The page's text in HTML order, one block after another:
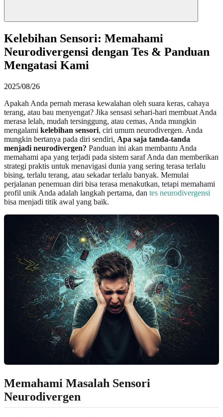
Kelebihan Sensori: Memahami
Neurodivergensi dengan Tes & Panduan
Mengatasi Kami
2025/08/26
Apakah Anda pernah merasa kewalahan oleh suara keras, cahaya
terang, atau bau menyengat? Jika sensasi sehari-hari membuat Anda
merasa lelah, mudah tersinggung, atau cemas, Anda mungkin
mengalami kelebihan sensori, ciri umum neurodivergen. Anda
mungkin bertanya pada diri sendiri, Apa saja tanda-tanda
menjadi neurodivergen? Panduan ini akan membantu Anda
memahami apa yang terjadi pada sistem saraf Anda dan memberikan
strategi praktis untuk menavigasi dunia yang sering terasa terlalu
bising, terlalu terang, atau sekadar terlalu banyak. Memulai
perjalanan penemuan diri bisa terasa menakutkan, tetapi memahami
profil unik Anda adalah langkah pertama, dan tes neurodivergensi
bisa menjadi titik awal yang baik.
Memahami Masalah Sensori
Neurodivergen